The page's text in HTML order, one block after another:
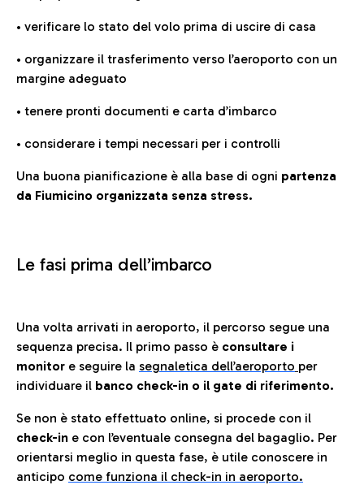
• verificare lo stato del volo prima di uscire di casa
• organizzare il trasferimento verso l’aeroporto con un
margine adeguato
• tenere pronti documenti e carta d’imbarco
• considerare i tempi necessari per i controlli
Una buona pianificazione è alla base di ogni partenza
da Fiumicino organizzata senza stress.
Le fasi prima dell’imbarco
Una volta arrivati in aeroporto, il percorso segue una
sequenza precisa. Il primo passo è consultare i
monitor e seguire la segnaletica dell’aeroporto per
individuare il banco check-in o il gate di riferimento.
Se non è stato effettuato online, si procede con il
check-in e con l’eventuale consegna del bagaglio. Per
orientarsi meglio in questa fase, è utile conoscere in
anticipo come funziona il check-in in aeroporto.